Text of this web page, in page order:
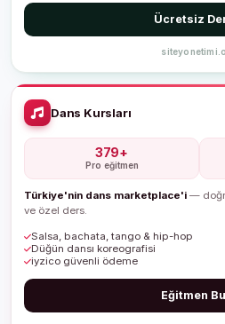
Ücretsiz
Dans Kursları
379+
Pro eğitmen
Türkiye'nin dans marketplace'i —
ve özel ders.
Salsa, bachata, tango & hip-hop
Düğün dansı koreografisi
iyzico güvenli ödeme
Eğitmen